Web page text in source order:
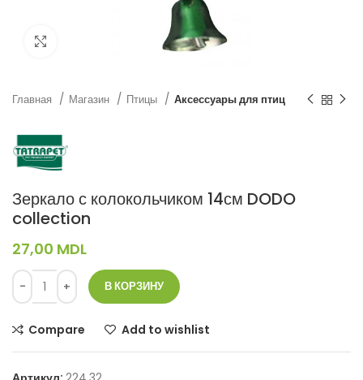
Нажмите, чтобы увеличить
Главная Магазин Птицы Аксессуары для птиц
Зеркало с колокольчиком 14см DODO
collection
27,00 MDL
В КОРЗИНУ
Compare Add to wishlist